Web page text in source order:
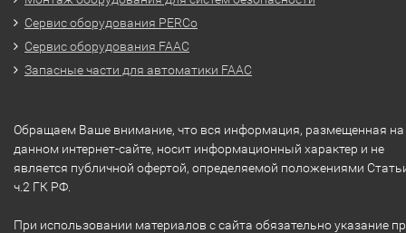
Сервис оборудования PERCo
Сервис оборудования FAAC
Запасные части для автоматики FAAC
Обращаем Ваше внимание, что вся информация, размещенная на
данном интернет-сайте, носит информационный характер и не
является публичной офертой, определяемой положениями
ч.2 ГК РФ.
При использовании материалов с сайта обязательно указание